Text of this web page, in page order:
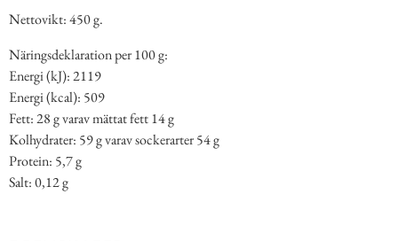
Nettovikt: 450 g.
Näringsdeklaration per 100 g:
Energi (kJ): 2119
Energi (kcal): 509
Fett: 28 g varav mättat fett 14 g
Kolhydrater: 59 g varav sockerarter 54 g
Protein: 5,7 g
Salt: 0,12 g